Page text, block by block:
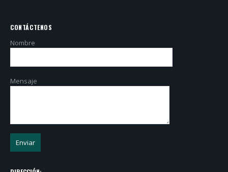
CONTÁCTENOS
Nombre
Mensaje